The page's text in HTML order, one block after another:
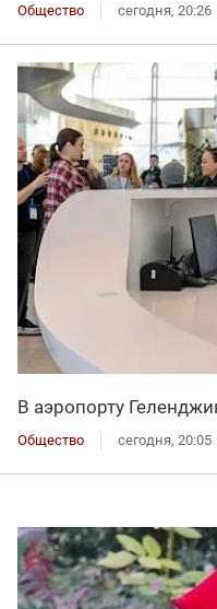
Общество сегодня, 20:26
В аэропорту
Общество сегодня, 20:05